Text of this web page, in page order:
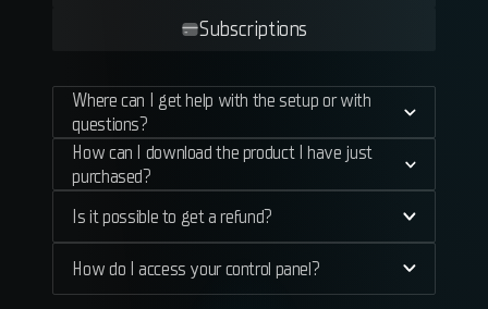
Subscriptions
Where can I get help with the setup or with
questions?
How can I download the product I have just
purchased?
Is it possible to get a refund?
How do I access your control panel?